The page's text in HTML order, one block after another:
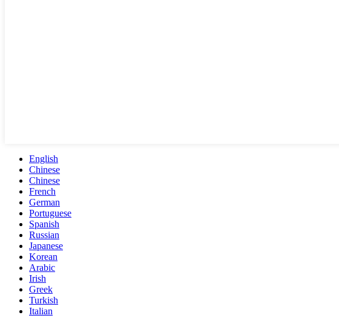
English
Chinese
Chinese
French
German
Portuguese
Spanish
Russian
Japanese
Korean
Arabic
Irish
Greek
Turkish
Italian